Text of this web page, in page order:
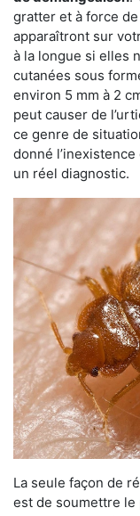
gratter et à force
apparaîtront sur
à la longue si elles
cutanées sous
environ 5 mm à 2
peut causer de
ce genre de
donné
un réel diagnostic.
La seule façon de
est de soumettre le